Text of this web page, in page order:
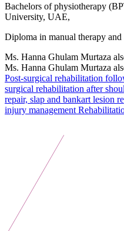
Bachelors of physiotherapy
University, UAE,
Diploma in manual therapy
Ms. Hanna Ghulam Murtaza
Ms. Hanna Ghulam Murtaza
Post-surgical rehabilitation
surgical rehabilitation after
repair, slap and bankart lesion
injury management